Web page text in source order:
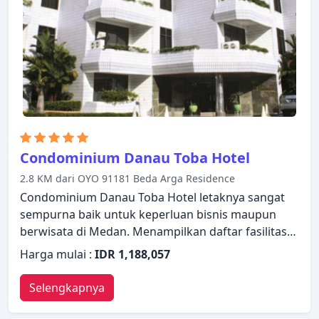
kenyamanan membuat Hotel Polonia Medan
Managed by Topotels menjadi pilihan yang
sempurna sebagai tempat menginap Anda di
Medan.
Condominium Danau Toba Hotel
2.8 KM dari OYO 91181 Beda Arga Residence
Condominium Danau Toba Hotel letaknya sangat
sempurna baik untuk keperluan bisnis maupun
berwisata di Medan. Menampilkan daftar fasilitas
yang lengkap, tamu akan merasakan bahwa
mereka menginap di properti yang nyaman.
Layanan kamar 24 jam, WiFi gratis di semua kamar,
resepsionis 24 jam, penyimpanan barang, Wi-fi di
Harga mulai : IDR 1,188,057
Selengkapnya